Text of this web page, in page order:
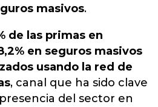
masivos.
de las primas en
en seguros masivos
usando la red de
, canal que ha sido clave
del sector en